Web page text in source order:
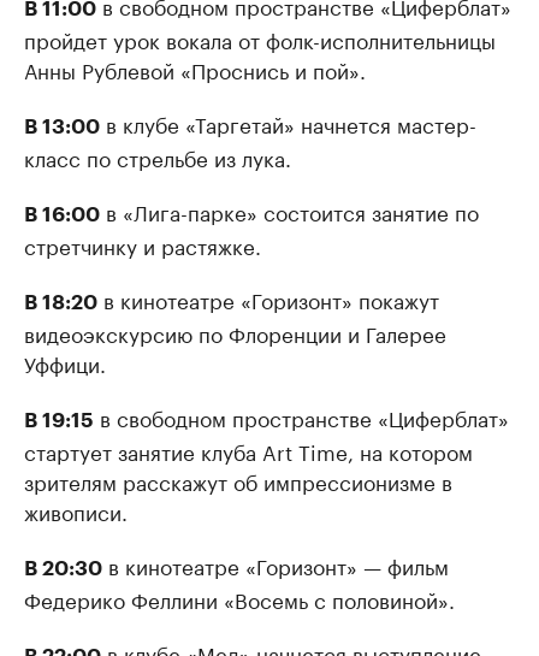
В 11:00
пройдет урок вокала от фолк-исполнительницы
Анны Рублевой «Проснись и пой».
В 13:00 в клубе «Таргетай» начнется мастер-
класс по стрельбе из лука.
В 16:00 в «Лига-парке» состоится занятие по
стретчинку и растяжке.
В 18:20 в кинотеатре «Горизонт» покажут
видеоэкскурсию по Флоренции и Галерее
Уффици.
В 19:15 в свободном пространстве «Циферблат»
стартует занятие клуба Art Time, на котором
зрителям расскажут об импрессионизме в
живописи.
В 20:30 в кинотеатре «Горизонт» — фильм
Федерико Феллини «Восемь с половиной».